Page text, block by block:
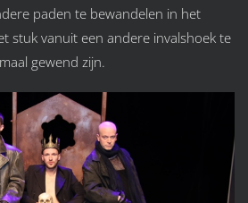
paden te bewandelen in het
stuk vanuit een andere invalshoek te
gewend zijn.